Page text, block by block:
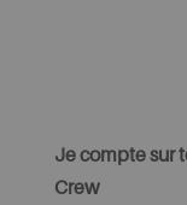
Je compte sur
Crew